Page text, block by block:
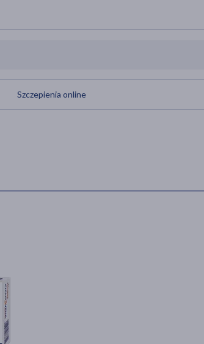
Szczepienia online